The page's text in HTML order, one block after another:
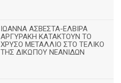
ΙΩΑΝΝΑ ΑΣΒΕΣΤΑ-ΕΛΒΙΡΑ
ΑΡΓΥΡΑΚΗ ΚΑΤΑΚΤΟΥΝ ΤΟ
ΧΡΥΣΟ ΜΕΤΑΛΛΙΟ ΣΤΟ ΤΕΛΙΚΟ
ΤΗΣ ΔΙΚΩΠΟΥ ΝΕΑΝΙΔΩΝ